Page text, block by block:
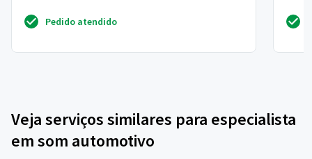
Pedido atendido
Veja serviços similares para especialista
em som automotivo